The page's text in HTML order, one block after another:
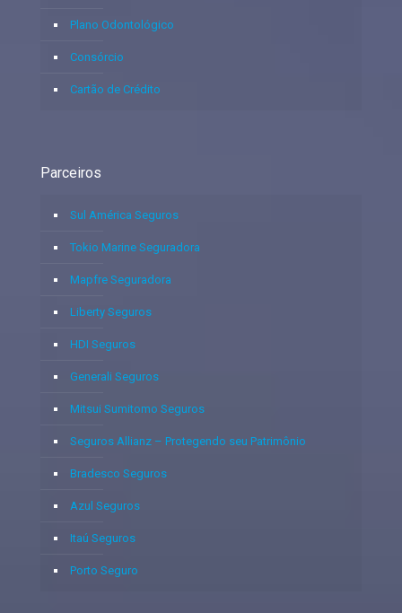
Plano Odontológico
Consórcio
Cartão de Crédito
Parceiros
Sul América Seguros
Tokio Marine Seguradora
Mapfre Seguradora
Liberty Seguros
HDI Seguros
Generali Seguros
Mitsui Sumitomo Seguros
Seguros Allianz – Protegendo seu Patrimônio
Bradesco Seguros
Azul Seguros
Itaú Seguros
Porto Seguro